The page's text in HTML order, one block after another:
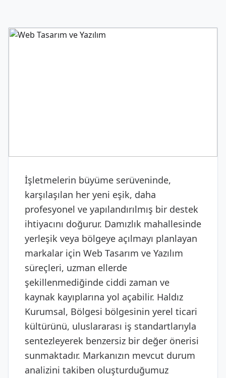
İşletmelerin büyüme serüveninde,
karşılaşılan her yeni eşik, daha
profesyonel ve yapılandırılmış bir destek
ihtiyacını doğurur. Damızlık mahallesinde
yerleşik veya bölgeye açılmayı planlayan
markalar için Web Tasarım ve Yazılım
süreçleri, uzman ellerde
şekillenmediğinde ciddi zaman ve
kaynak kayıplarına yol açabilir. Haldız
Kurumsal, Bölgesi bölgesinin yerel ticari
kültürünü, uluslararası iş standartlarıyla
sentezleyerek benzersiz bir değer önerisi
sunmaktadır. Markanızın mevcut durum
analizini takiben oluşturduğumuz